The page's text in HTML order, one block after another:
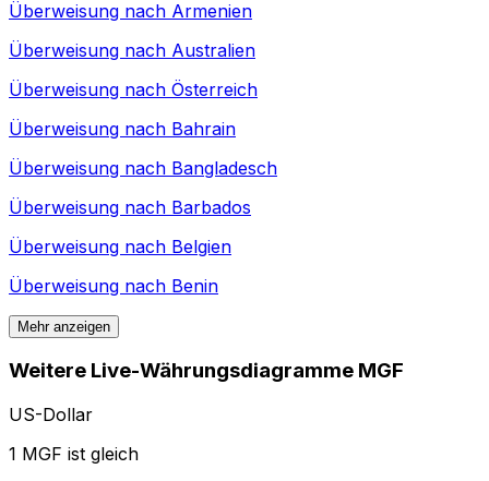
Überweisung nach Armenien
Überweisung nach Australien
Überweisung nach Österreich
Überweisung nach Bahrain
Überweisung nach Bangladesch
Überweisung nach Barbados
Überweisung nach Belgien
Überweisung nach Benin
Mehr anzeigen
Weitere Live-Währungsdiagramme MGF
US-Dollar
1 MGF ist gleich